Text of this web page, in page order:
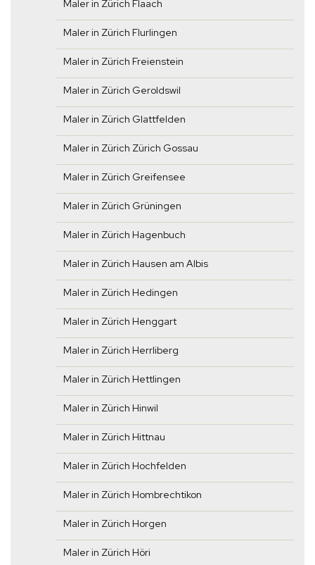
Maler in Zürich Flaach
Maler in Zürich Flurlingen
Maler in Zürich Freienstein
Maler in Zürich Geroldswil
Maler in Zürich Glattfelden
Maler in Zürich Zürich Gossau
Maler in Zürich Greifensee
Maler in Zürich Grüningen
Maler in Zürich Hagenbuch
Maler in Zürich Hausen am Albis
Maler in Zürich Hedingen
Maler in Zürich Henggart
Maler in Zürich Herrliberg
Maler in Zürich Hettlingen
Maler in Zürich Hinwil
Maler in Zürich Hittnau
Maler in Zürich Hochfelden
Maler in Zürich Hombrechtikon
Maler in Zürich Horgen
Maler in Zürich Höri